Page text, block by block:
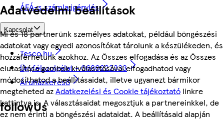
Adatvédelmi beállítások
Mi és 18 partnerünk személyes adatokat, például böngészési
adatokat vagy egyedi azonosítókat tárolunk a készülékeden, és
hozzáférhetünk azokhoz. Az Összes elfogadása és az Összes
elutasítása gombok kiválasztásával elfogadhatod vagy
módosíthatod a beállításaidat, illetve ugyanezt bármikor
megteheted azAdatkezelési és Cookie tájékoztató linkre
kattintva is. A választásaidat megosztjuk a partnereinkkel, de
ez nem érinti a böngészési adataidat. A beállításaid alapján
ÁFÁ-s számla igénylés
Kapcsolat
Tesco.hu
Ügyfélszolgálat - 0680222333
Áruházkereső
followUs